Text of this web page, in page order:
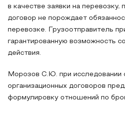
в качестве заявки на перевозку,
договор не порождает
перевозке. Грузоотправитель
гарантированную возможность
действия.
Морозов С.Ю. при исследовании
организационных договоров
формулировку отношений по